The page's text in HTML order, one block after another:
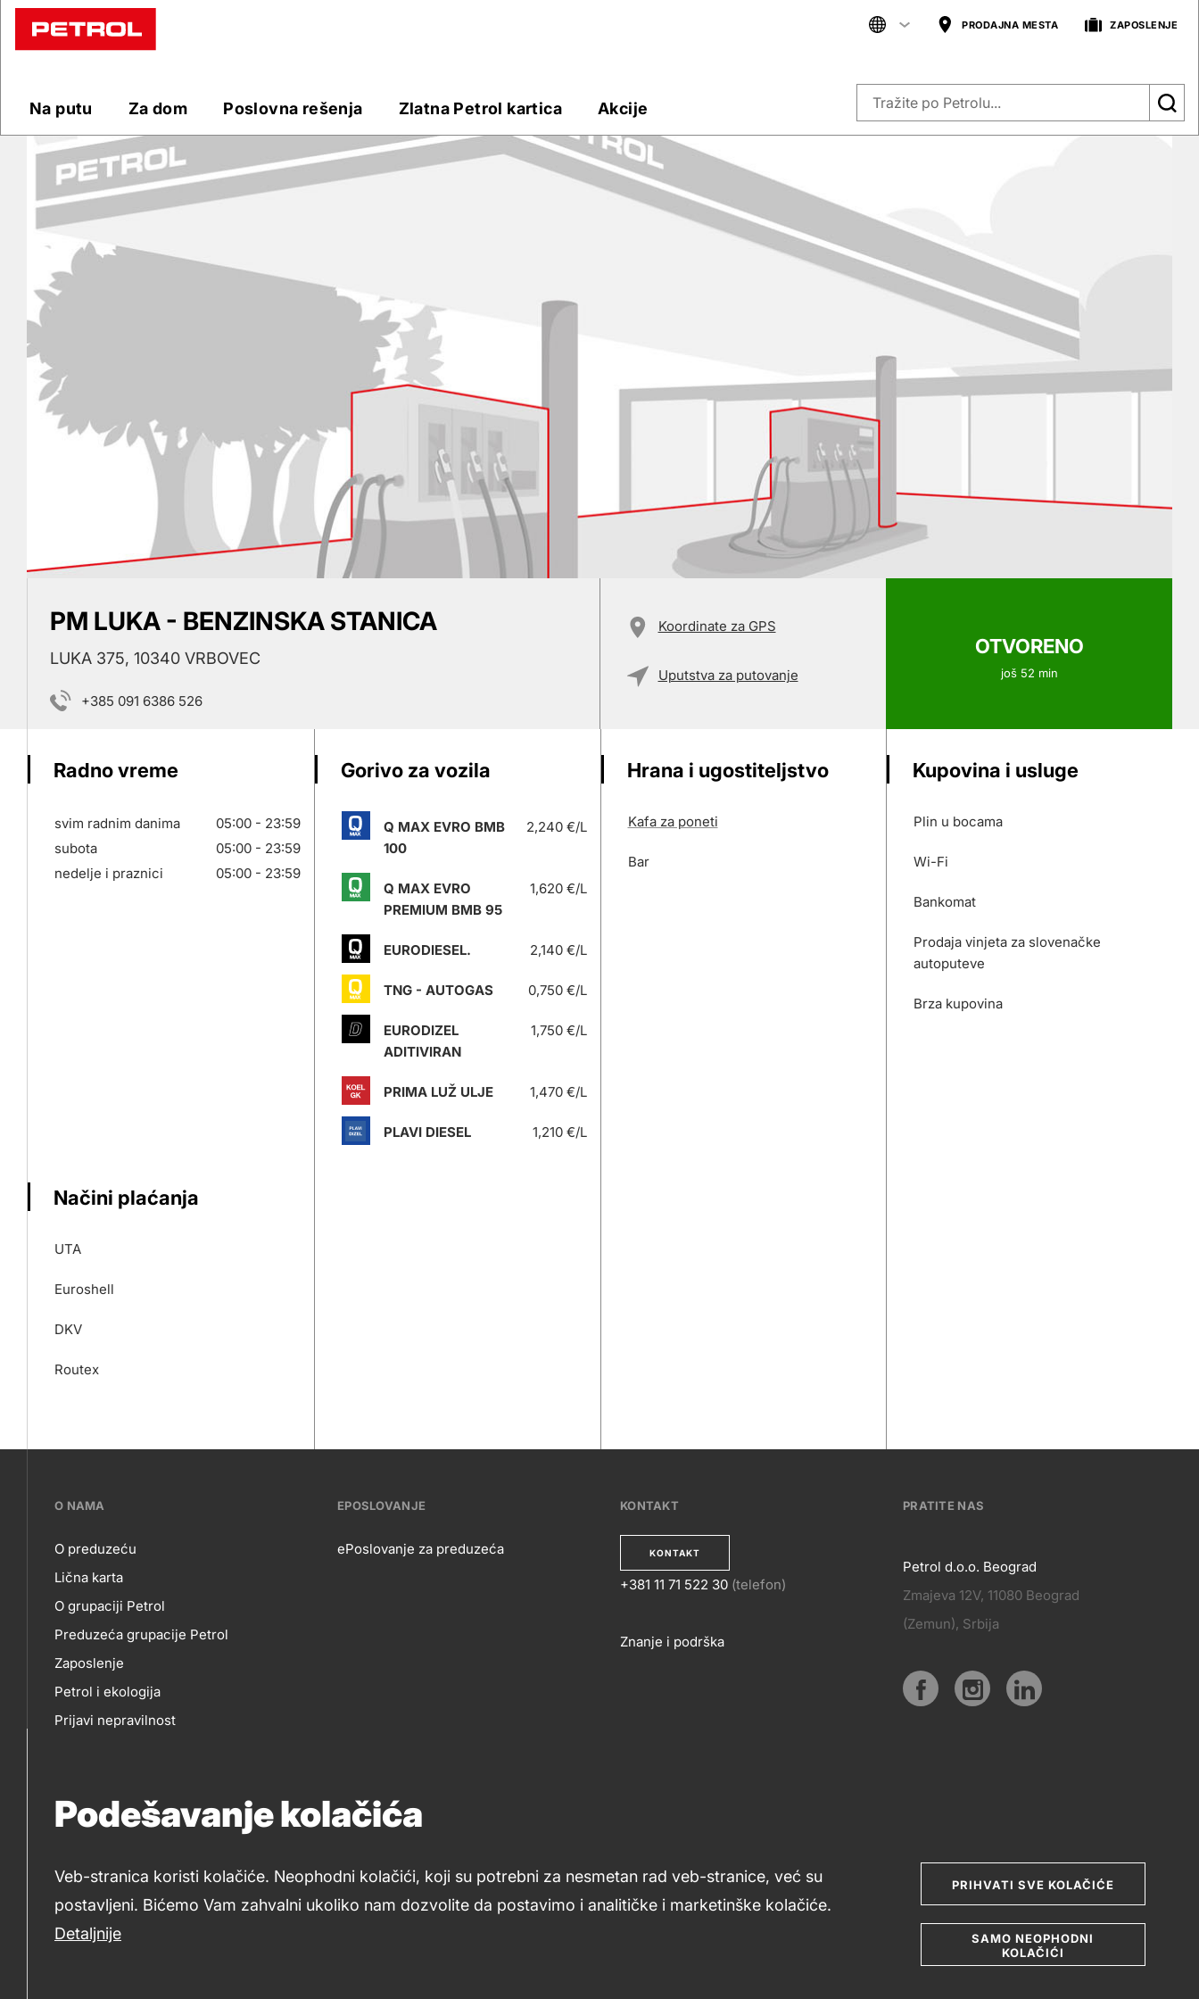
Podešavanje kolačića
Veb-stranica koristi kolačiće. Neophodni kolačići, koji su potrebni za nesmetan rad veb-stranice, već su
postavljeni. Bićemo Vam zahvalni ukoliko nam dozvolite da postavimo i analitičke i marketinške kolačiće.
Detaljnije
PRIHVATI SVE KOLAČIĆE
SAMO NEOPHODNI
KOLAČIĆI
Prodajna
mesta
Na putu Za dom Poslovna rešenja Zlatna Petrol kartica Akcije
PRODAJNA MESTA ZAPOSLENJE
OTVORENO
još 52 min
PM LUKA - BENZINSKA STANICA
LUKA 375, 10340 VRBOVEC
+385 091 6386 526
Koordinate za GPS
Uputstva za putovanje
Radno vreme
svim radnim danima
05:00 - 23:59
subota
05:00 - 23:59
nedelje i praznici
05:00 - 23:59
Gorivo za vozila
Q MAX EVRO BMB
100
2,240 €/L
Q MAX EVRO
PREMIUM BMB 95
1,620 €/L
EURODIESEL. 2,140 €/L
TNG - AUTOGAS 0,750 €/L
EURODIZEL
ADITIVIRAN
1,750 €/L
PRIMA LUŽ ULJE 1,470 €/L
PLAVI DIESEL 1,210 €/L
Hrana i ugostiteljstvo
Kafa za poneti
Bar
Kupovina i usluge
Plin u bocama
Wi-Fi
Bankomat
Prodaja vinjeta za slovenačke
autoputeve
Brza kupovina
Načini plaćanja
UTA
Euroshell
DKV
Routex
???
petrol-
skupno.footer-
title???
O NAMA
O
NAMA
O preduzeću
Lična karta
O grupaciji Petrol
Preduzeća grupacije Petrol
Zaposlenje
Petrol i ekologija
Prijavi nepravilnost
Tenderi Petrol
EPOSLOVANJE
EPOSLOVANJE
ePoslovanje za preduzeća
KONTAKT
KONTAKT
KONTAKT
+381 11 71 522 30 (telefon)
Znanje i podrška
PRATITE NAS
PRATITE
NAS
Petrol d.o.o. Beograd
Zmajeva 12V, 11080 Beograd
(Zemun), Srbija
2019-2026 Petrol d.o.o. Beograd i Petrol d.d., Ljubljana Uslovi upotrebe